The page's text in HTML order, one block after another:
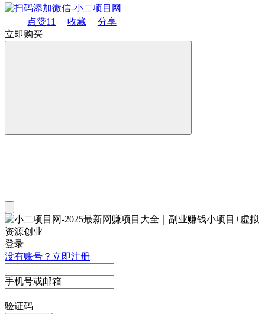
点赞11 收藏
分享
立即购买
登录
没有账号？立即注册
手机号或邮箱
验证码